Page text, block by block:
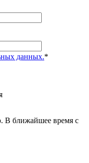
данных.*
В ближайшее время с